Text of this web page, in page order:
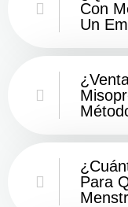
Con
Un
Para